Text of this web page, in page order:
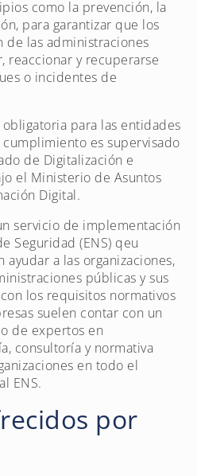
como la prevención, la
para garantizar que los
de las administraciones
reaccionar y recuperarse
o incidentes de
para las entidades
cumplimiento es supervisado
de Digitalización e
el Ministerio de Asuntos
Digital.
servicio de implementación
Seguridad (ENS) qeu
ayudar a las organizaciones,
públicas y sus
los requisitos normativos
suelen contar con un
de expertos en
consultoría y normativa
en todo el
ENS.
por